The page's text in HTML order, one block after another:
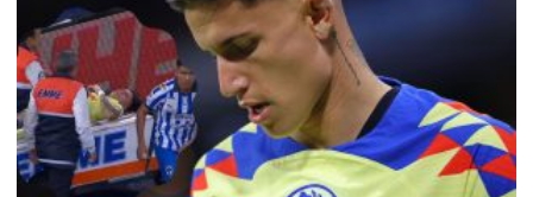
BOXEO
LIGA MX
NFL